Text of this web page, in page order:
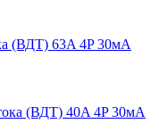
(ВДТ) 63A 4P 30мА